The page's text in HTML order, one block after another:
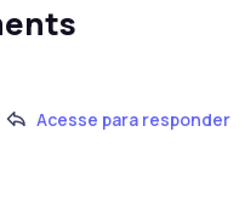
Acesse para responder